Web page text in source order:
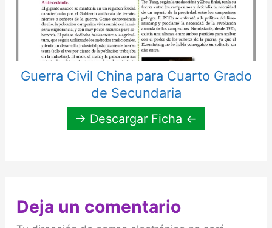
Guerra Civil China para Cuarto Grado
de Secundaria
→ Descargar Ficha ←
Deja un comentario